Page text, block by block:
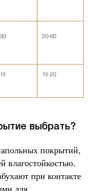
20-60
15-20
выбрать?
покрытий,
влагостойкостью.
при контакте
для